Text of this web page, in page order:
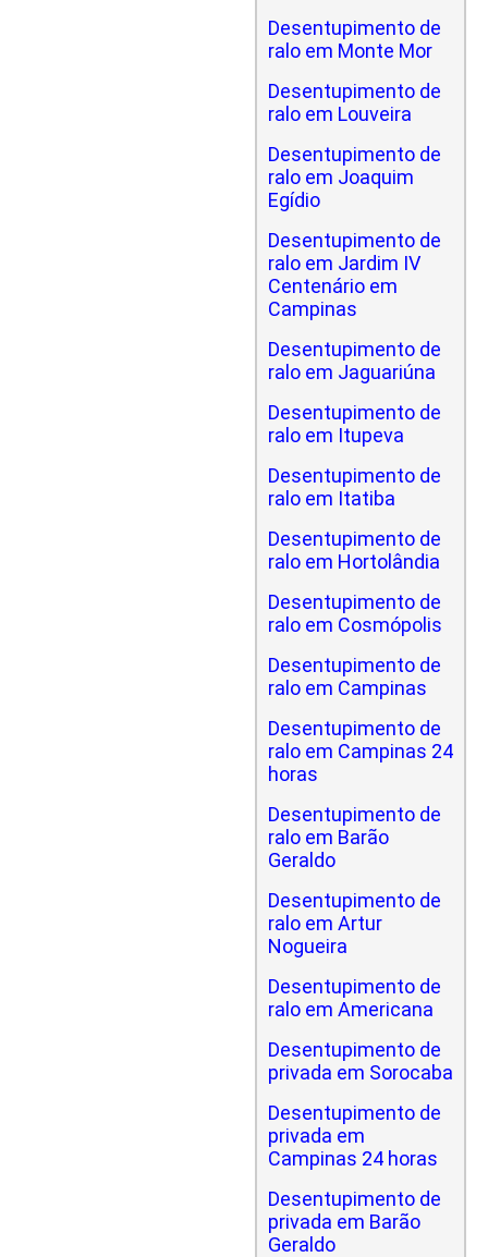
Desentupimento de
ralo em Monte Mor
Desentupimento de
ralo em Louveira
Desentupimento de
ralo em Joaquim
Egídio
Desentupimento de
ralo em Jardim IV
Centenário em
Campinas
Desentupimento de
ralo em Jaguariúna
Desentupimento de
ralo em Itupeva
Desentupimento de
ralo em Itatiba
Desentupimento de
ralo em Hortolândia
Desentupimento de
ralo em Cosmópolis
Desentupimento de
ralo em Campinas
Desentupimento de
ralo em Campinas 24
horas
Desentupimento de
ralo em Barão
Geraldo
Desentupimento de
ralo em Artur
Nogueira
Desentupimento de
ralo em Americana
Desentupimento de
privada em Sorocaba
Desentupimento de
privada em
Campinas 24 horas
Desentupimento de
privada em Barão
Geraldo